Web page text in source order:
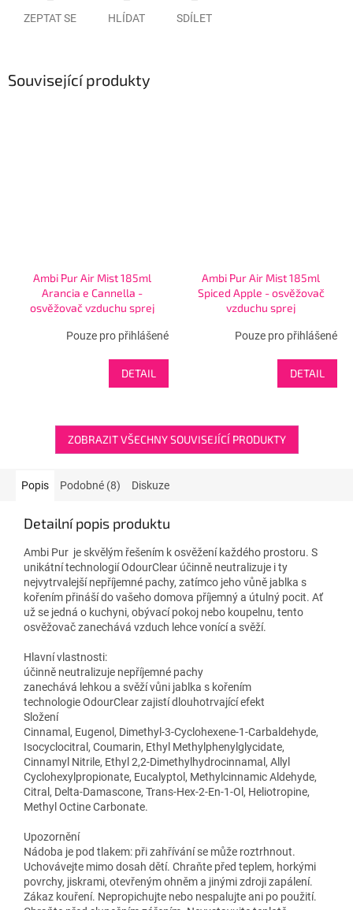
ZEPTAT SE HLÍDAT SDÍLET
Související produkty
Ambi Pur Air Mist 185ml
Arancia e Cannella -
osvěžovač vzduchu sprej
Pouze pro přihlášené
DETAIL
Ambi Pur Air Mist 185ml
Spiced Apple - osvěžovač
vzduchu sprej
Pouze pro přihlášené
DETAIL
ZOBRAZIT VŠECHNY SOUVISEJÍCÍ PRODUKTY
Popis Podobné (8) Diskuze
Detailní popis produktu
Ambi Pur je skvělým řešením k osvěžení každého prostoru. S
unikátní technologií OdourClear účinně neutralizuje i ty
nejvytrvalejší nepříjemné pachy, zatímco jeho vůně jablka s
kořením přináší do vašeho domova příjemný a útulný pocit. Ať
už se jedná o kuchyni, obývací pokoj nebo koupelnu, tento
osvěžovač zanechává vzduch lehce vonící a svěží.
Hlavní vlastnosti:
účinně neutralizuje nepříjemné pachy
zanechává lehkou a svěží vůni jablka s kořením
technologie OdourClear zajistí dlouhotrvající efekt
Složení
Cinnamal, Eugenol, Dimethyl-3-Cyclohexene-1-Carbaldehyde,
Isocyclocitral, Coumarin, Ethyl Methylphenylglycidate,
Cinnamyl Nitrile, Ethyl 2,2-Dimethylhydrocinnamal, Allyl
Cyclohexylpropionate, Eucalyptol, Methylcinnamic Aldehyde,
Citral, Delta-Damascone, Trans-Hex-2-En-1-Ol, Heliotropine,
Methyl Octine Carbonate.
Upozornění
Nádoba je pod tlakem: při zahřívání se může roztrhnout.
Uchovávejte mimo dosah dětí. Chraňte před teplem, horkými
povrchy, jiskrami, otevřeným ohněm a jinými zdroji zapálení.
Zákaz kouření. Nepropichujte nebo nespalujte ani po použití.